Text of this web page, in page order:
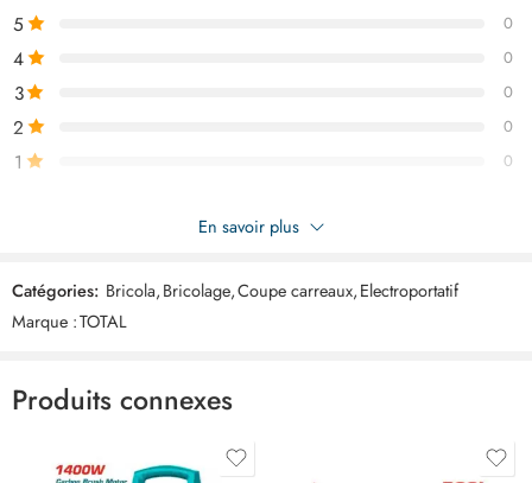
5 0
4 0
3 0
2 0
1 0
Soyez le premier à donner votre avis sur “TOTAL coupe carreaux
60cm THT576002”
Commentaires
Il n'y a pas encore de critiques.
En savoir plus
Catégories: Bricola,Bricolage,Coupe carreaux,Electroportatif
Marque :TOTAL
Produits connexes